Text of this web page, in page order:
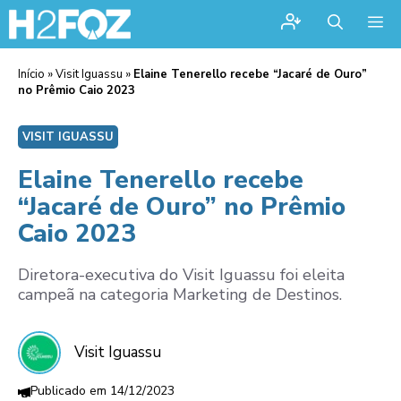
Início »Visit Iguassu » Elaine Tenerello recebe “Jacaré de Ouro”
no Prêmio Caio 2023
VISIT IGUASSU
Elaine Tenerello recebe
“Jacaré de Ouro” no Prêmio
Caio 2023
Diretora-executiva do Visit Iguassu foi eleita
campeã na categoria Marketing de Destinos.
Visit Iguassu
14/12/2023